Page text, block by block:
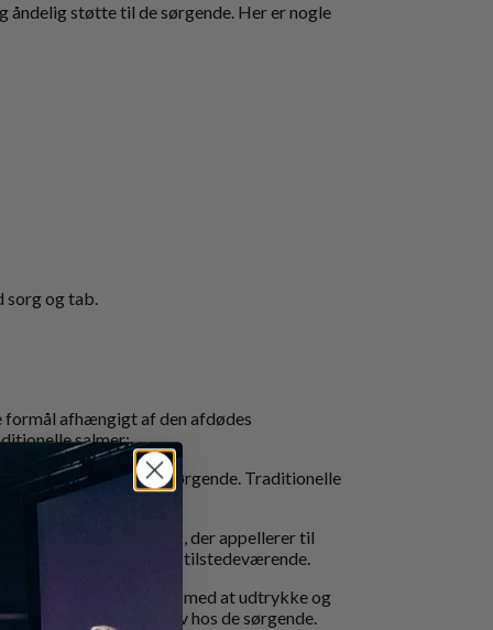
støtte til de sørgende. Her er nogle
sorg og tab.
formål afhængigt af den afdødes
salmer:
de bringer til de sørgende. Traditionelle
for troende.
en bred vifte af musik, der appellerer til
diversiteten blandt de tilstedeværende.
bevægende og hjælpe med at udtrykke og
reaktioner og behov hos de sørgende.